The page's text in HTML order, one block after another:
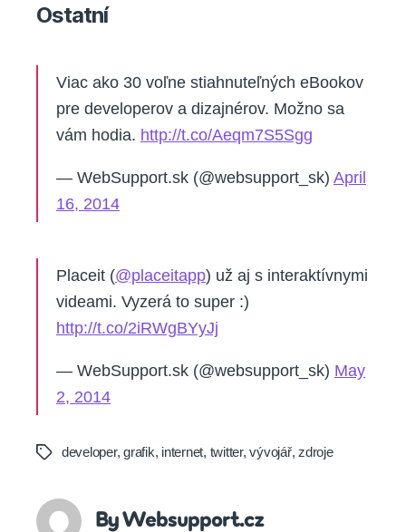
Ostatní
Viac ako 30 voľne stiahnuteľných eBookov
pre developerov a dizajnérov. Možno sa
vám hodia. http://t.co/Aeqm7S5Sgg
— WebSupport.sk (@websupport_sk) April
16, 2014
Placeit (@placeitapp) už aj s interaktívnymi
videami. Vyzerá to super :)
http://t.co/2iRWgBYyJj
— WebSupport.sk (@websupport_sk) May
2, 2014
Tagsdeveloper,grafik, internet, twitter,vývojář,zdroje
By Websupport.cz